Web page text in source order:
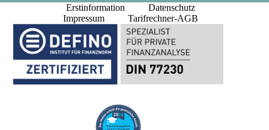
Erstinformation
Datenschutz
Impressum
Tarifrechner-AGB